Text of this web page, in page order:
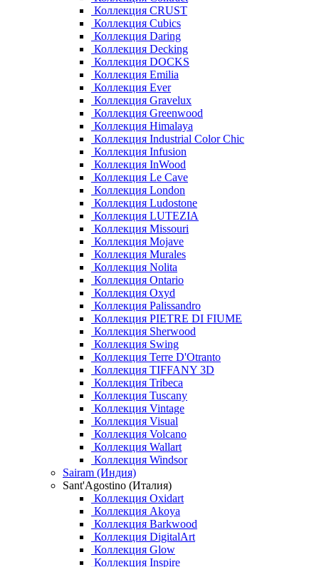
Коллекция CRUST
Коллекция Cubics
Коллекция Daring
Коллекция Decking
Коллекция DOCKS
Коллекция Emilia
Коллекция Ever
Коллекция Gravelux
Коллекция Greenwood
Коллекция Himalaya
Коллекция Industrial Color Chic
Коллекция Infusion
Коллекция InWood
Коллекция Le Cave
Коллекция London
Коллекция Ludostone
Коллекция LUTEZIA
Коллекция Missouri
Коллекция Mojave
Коллекция Murales
Коллекция Nolita
Коллекция Ontario
Коллекция Oxyd
Коллекция Palissandro
Коллекция PIETRE DI FIUME
Коллекция Sherwood
Коллекция Swing
Коллекция Terre D'Otranto
Коллекция TIFFANY 3D
Коллекция Tribeca
Коллекция Tuscany
Коллекция Vintage
Коллекция Visual
Коллекция Volcano
Коллекция Wallart
Коллекция Windsor
Sairam (Индия)
Sant'Agostino (Италия)
Коллекция Oxidart
Коллекция Akoya
Коллекция Barkwood
Коллекция DigitalArt
Коллекция Glow
Коллекция Inspire